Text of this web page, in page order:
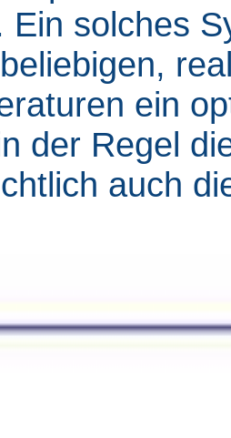
Ein solches
ein
der Regel
auch